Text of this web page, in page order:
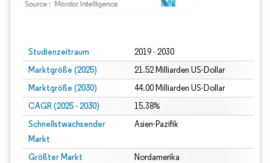
Studienzeitraum 2019 - 2030
Marktgröße (2025) 21.52 Milliarden US-Dollar
Marktgröße (2030) 44.00 Milliarden US-Dollar
CAGR (2025 - 2030) 15.38%
Schnellstwachsender
Markt
Asien-Pazifik
Größter Markt Nordamerika